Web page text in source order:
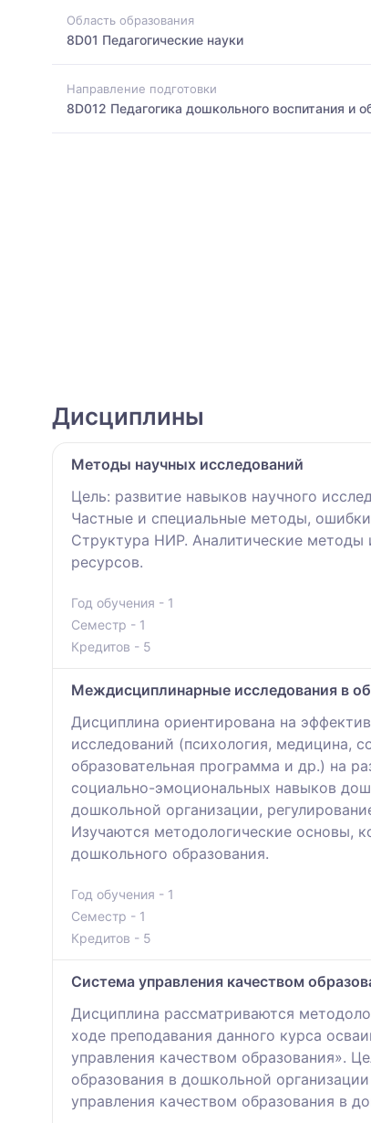
Область образования
8D01 Педагогические науки
Направление подготовки
8D012 Педагогика дошкольного воспитания и
Дисциплины
Методы научных исследований
Цель: развитие навыков научного
Частные и специальные методы,
Структура НИР. Аналитические
ресурсов.
Год обучения - 1
Семестр - 1
Кредитов - 5
Междисциплинарные исследования в
Дисциплина ориентирована на
исследований (психология, медицина,
образовательная программа и др.) на
социально-эмоциональных навыков
дошкольной организации,
Изучаются методологические основы,
дошкольного образования.
Год обучения - 1
Семестр - 1
Кредитов - 5
Система управления качеством
Дисциплина рассматриваются
ходе преподавания данного курса
управления качеством образования».
образования в дошкольной
управления качеством образования в